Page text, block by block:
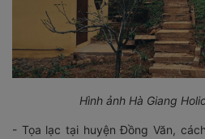
Hình ảnh Hà Giang
- Tọa lạc tại huyện Đồng Văn,